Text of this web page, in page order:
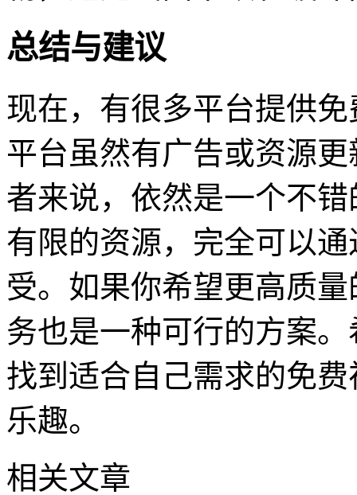
总结与建议
现在，有很多平台提供
平台虽然有广告或资源
者来说，依然是一个不
有限的资源，完全可以
受。如果你希望更高质
务也是一种可行的方案
找到适合自己需求的免
乐趣。
相关文章